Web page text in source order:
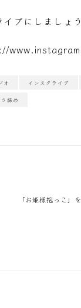
ブにしましょ
オ インスタライブ
き締め
「お姫様抱っこ」